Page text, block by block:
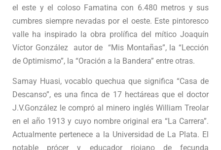
el este y el coloso Famatina con 6.480 metros y sus
cumbres siempre nevadas por el oeste. Este pintoresco
valle ha inspirado la obra prolífica del mítico Joaquín
Víctor González autor de “Mis Montañas”, la “Lección
de Optimismo”, la “Oración a la Bandera” entre otras.
Samay Huasi, vocablo quechua que significa “Casa de
Descanso”, es una finca de 17 hectáreas que el doctor
J.V.González le compró al minero inglés William Treolar
en el año 1913 y cuyo nombre original era “La Carrera”.
Actualmente pertenece a la Universidad de La Plata. El
notable prócer y educador riojano de fecunda